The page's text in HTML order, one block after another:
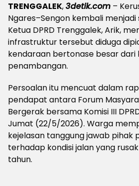
TRENGGALEK,3detik.com –
Ngares–Sengon kembali
Ketua DPRD Trenggalek, Arik,
infrastruktur tersebut diduga
kendaraan bertonase besar dari
penambangan.
Persoalan itu mencuat dalam
pendapat antara Forum
Bergerak bersama Komisi III
Jumat (22/5/2026). Warga
kejelasan tanggung jawab pihak
terhadap kondisi jalan yang
tahun.